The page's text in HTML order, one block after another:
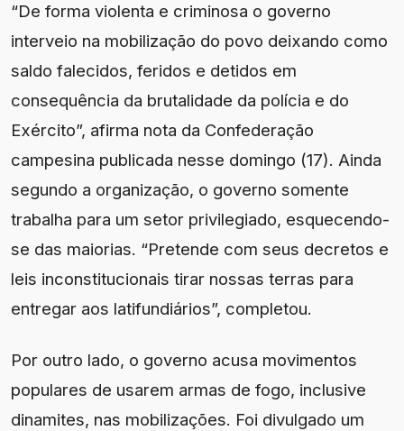
“De forma violenta e criminosa o governo
interveio na mobilização do povo deixando como
saldo falecidos, feridos e detidos em
consequência da brutalidade da polícia e do
Exército”, afirma nota da Confederação
campesina publicada nesse domingo (17). Ainda
segundo a organização, o governo somente
trabalha para um setor privilegiado, esquecendo-
se das maiorias. “Pretende com seus decretos e
leis inconstitucionais tirar nossas terras para
entregar aos latifundiários”, completou.
Por outro lado, o governo acusa movimentos
populares de usarem armas de fogo, inclusive
dinamites, nas mobilizações. Foi divulgado um